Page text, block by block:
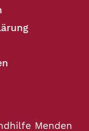
Menden